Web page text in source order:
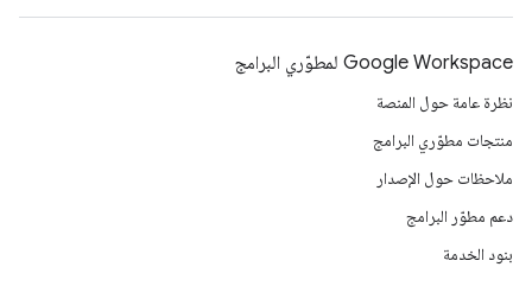
Google Workspace لمطوّري البرامج
نظرة عامة حول المنصة
منتجات مطوّري البرامج
ملاحظات حول الإصدار
دعم مطوّر البرامج
بنود الخدمة